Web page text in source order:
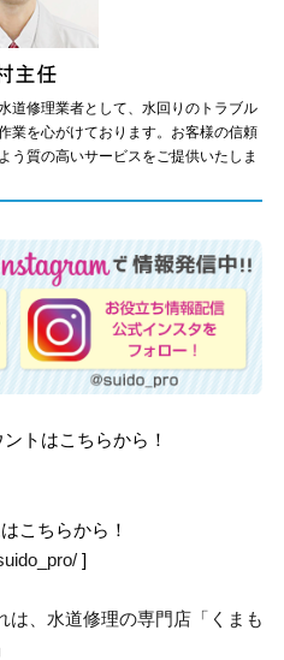
道修理業者として、水回りのトラブル
業を心がけております。お客様の信頼
う質の高いサービスをご提供いたしま
トはこちらから！
こちらから！
]
は、水道修理の専門店「くまも